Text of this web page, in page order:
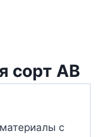
сорт АВ
с